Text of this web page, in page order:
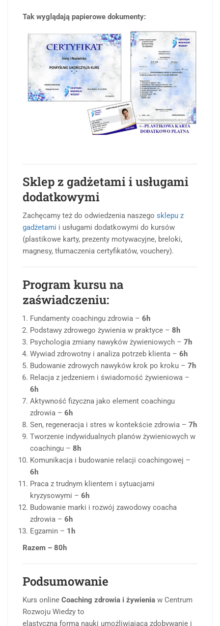
Tak wyglądają papierowe dokumenty:
Sklep z gadżetami i usługami
dodatkowymi
Zachęcamy też do odwiedzenia naszego sklepu z
gadżetami i usługami dodatkowymi do kursów
(plastikowe karty, prezenty motywacyjne, breloki,
magnesy, tłumaczenia certyfikatów, vouchery).
Program kursu na
zaświadczeniu:
Fundamenty coachingu zdrowia – 6h
Podstawy zdrowego żywienia w praktyce – 8h
Psychologia zmiany nawyków żywieniowych – 7h
Wywiad zdrowotny i analiza potrzeb klienta – 6h
Budowanie zdrowych nawyków krok po kroku – 7h
Relacja z jedzeniem i świadomość żywieniowa –
6h
Aktywność fizyczna jako element coachingu
zdrowia – 6h
Sen, regeneracja i stres w kontekście zdrowia – 7h
Tworzenie indywidualnych planów żywieniowych w
coachingu – 8h
Komunikacja i budowanie relacji coachingowej –
6h
Praca z trudnym klientem i sytuacjami
kryzysowymi – 6h
Budowanie marki i rozwój zawodowy coacha
zdrowia – 6h
Egzamin – 1h
Razem – 80h
Podsumowanie
Kurs online Coaching zdrowia i żywienia w Centrum
Rozwoju Wiedzy to
elastyczna forma nauki umożliwiająca zdobywanie i